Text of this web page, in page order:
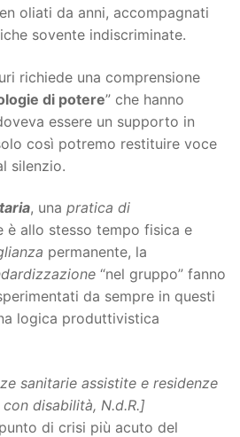
oliati da anni, accompagnati
sovente indiscriminate.
richiede una comprensione
di potere” che hanno
essere un supporto in
così potremo restituire voce
silenzio.
, una pratica di
è allo stesso tempo fisica e
permanente, la
“nel gruppo” fanno
da sempre in questi
logica produttivistica
sanitarie assistite e residenze
disabilità, N.d.R.]
di crisi più acuto del